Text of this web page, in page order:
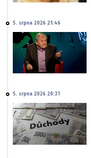
5. srpna 2026 21:46
5. srpna 2026 20:31